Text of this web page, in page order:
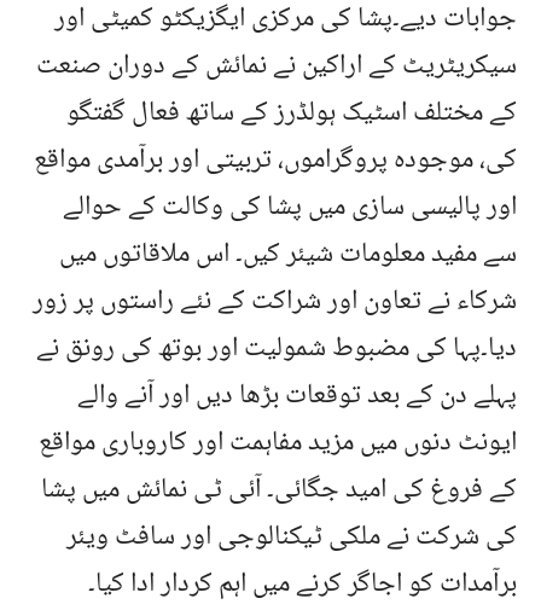
جوابات دیے۔پشا کی مرکزی ایگزیکٹو کمیٹی اور
سیکریٹریٹ کے اراکین نے نمائش کے دوران صنعت
کے مختلف اسٹیک ہولڈرز کے ساتھ فعال گفتگو
کی، موجودہ پروگراموں، تربیتی اور برآمدی مواقع
اور پالیسی سازی میں پشا کی وکالت کے حوالے
سے مفید معلومات شیئر کیں۔ اس ملاقاتوں میں
شرکاء نے تعاون اور شراکت کے نئے راستوں پر زور
دیا۔پہا کی مضبوط شمولیت اور بوتھ کی رونق نے
پہلے دن کے بعد توقعات بڑھا دیں اور آنے والے
ایونٹ دنوں میں مزید مفاہمت اور کاروباری مواقع
کے فروغ کی امید جگائی۔ آئی ٹی نمائش میں پشا
کی شرکت نے ملکی ٹیکنالوجی اور سافٹ ویئر
برآمدات کو اجاگر کرنے میں اہم کردار ادا کیا۔